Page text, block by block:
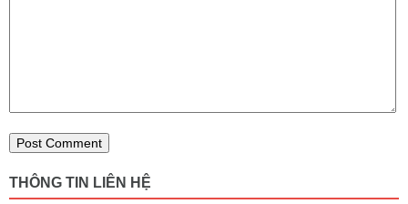
THÔNG TIN LIÊN HỆ